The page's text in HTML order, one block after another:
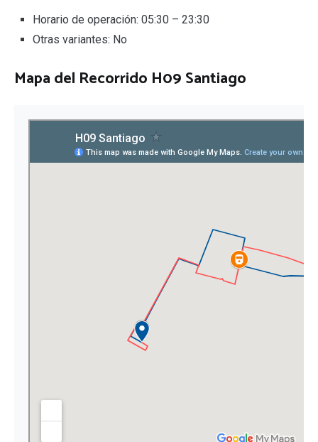
Horario de operación: 05:30 – 23:30
Otras variantes: No
Mapa del Recorrido H09 Santiago